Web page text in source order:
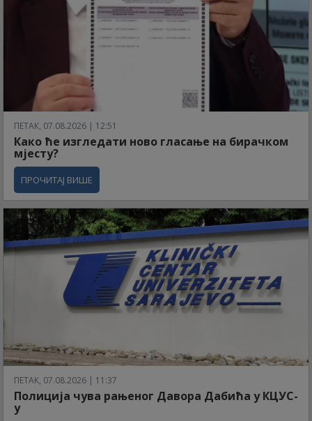
ПЕТАК, 07.08.2026 | 12:51
Како ће изгледати ново гласање на бирачком
мјесту?
ПРОЧИТАЈ ВИШЕ
ПЕТАК, 07.08.2026 | 11:37
Полиција чува рањеног Давора Дабића у КЦУС-
у